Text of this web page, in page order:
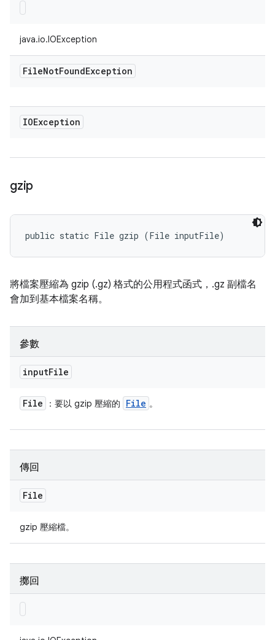
java.io.IOException
FileNotFoundException
IOException
gzip
public static File gzip (File inputFile)
將檔案壓縮為 gzip (.gz) 格式的公用程式函式，.gz 副檔名
會加到基本檔案名稱。
參數
inputFile
File ：要以 gzip 壓縮的 File 。
傳回
File
gzip 壓縮檔。
擲回